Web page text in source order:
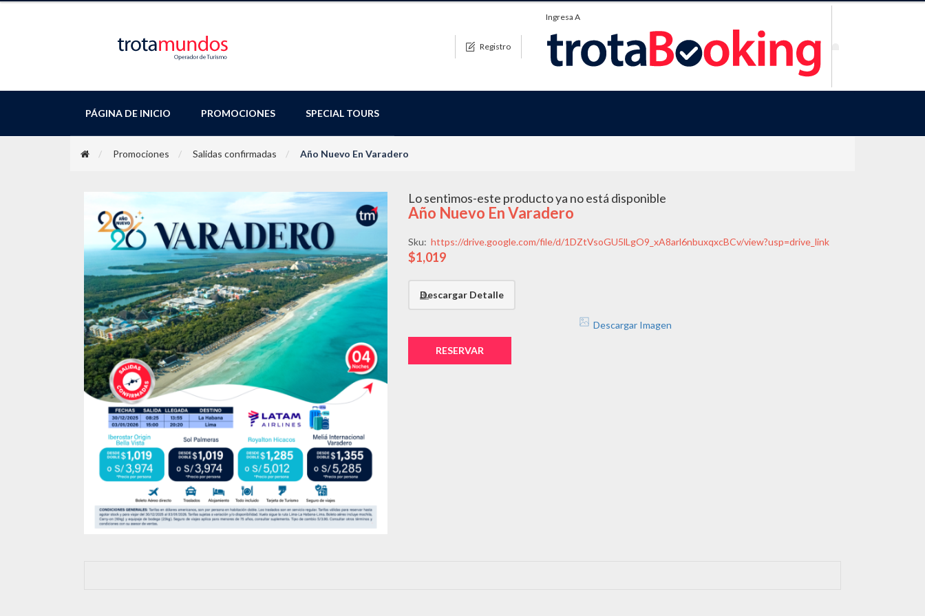
Registro
Ingresa A
PÁGINA DE INICIO PROMOCIONES SPECIAL TOURS
Promociones Salidas confirmadas Año Nuevo En Varadero
Lo sentimos-este producto ya no está disponible
Año Nuevo En Varadero
Sku: https://drive.google.com/file/d/1DZtVsoGU5lLgO9_xA8arl6nbuxqxcBCv/view?usp=drive_link
$1,019
Descargar Detalle
Descargar Imagen
RESERVAR